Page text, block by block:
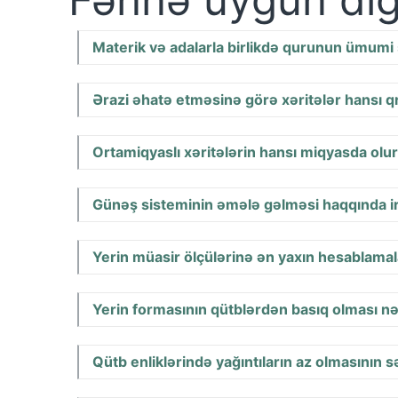
Materik və adalarla birlikdə qurunun
Ərazi əhatə etməsinə görə xəritələr hansı
Ortamiqyaslı xəritələrin hansı miqyasda
Günəş sisteminin əmələ gəlməsi
Yerin müasir ölçülərinə ən yaxın
Yerin formasının qütblərdən basıq olması
Qütb enliklərində yağıntıların az olmasının